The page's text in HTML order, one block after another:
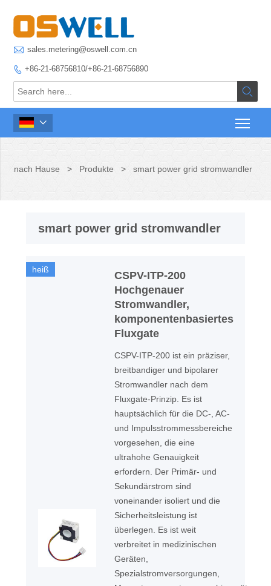
 sales.metering@oswell.com.cn
 +86-21-68756810/+86-21-68756890


nach Hause > Produkte > smart power grid stromwandler
smart power grid stromwandler
heiß
CSPV-ITP-200
Hochgenauer
Stromwandler,
komponentenbasiertes
Fluxgate
CSPV-ITP-200 ist ein präziser,
breitbandiger und bipolarer
Stromwandler nach dem
Fluxgate-Prinzip. Es ist
hauptsächlich für die DC-, AC-
und Impulsstrommessbereiche
vorgesehen, die eine
ultrahohe Genauigkeit
erfordern. Der Primär- und
Sekundärstrom sind
voneinander isoliert und die
Sicherheitsleistung ist
überlegen. Es ist weit
verbreitet in medizinischen
Geräten,
Spezialstromversorgungen,